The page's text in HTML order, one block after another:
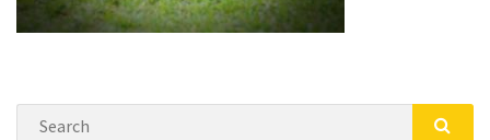
Search